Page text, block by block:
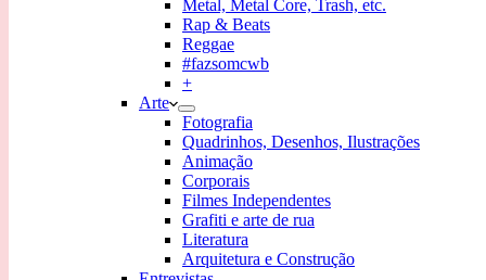
Metal, Metal Core, Trash, etc.
Rap & Beats
Reggae
#fazsomcwb
+
Arte
Fotografia
Quadrinhos, Desenhos, Ilustrações
Animação
Corporais
Filmes Independentes
Grafiti e arte de rua
Literatura
Arquitetura e Construção